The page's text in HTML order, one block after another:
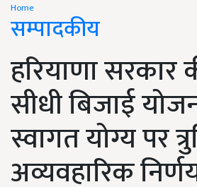
Home
सम्पादकीय
हरियाणा सरकार
सीधी बिजाई
स्वागत योग्य पर
अव्यवहारिक